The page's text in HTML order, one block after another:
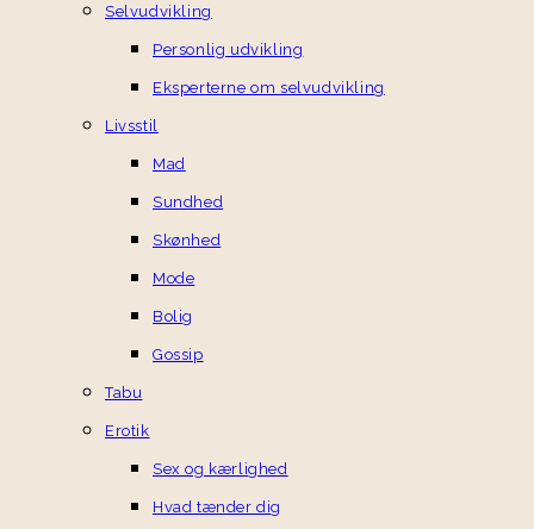
Selvudvikling
Personlig udvikling
Eksperterne om selvudvikling
Livsstil
Mad
Sundhed
Skønhed
Mode
Bolig
Gossip
Tabu
Erotik
Sex og kærlighed
Hvad tænder dig